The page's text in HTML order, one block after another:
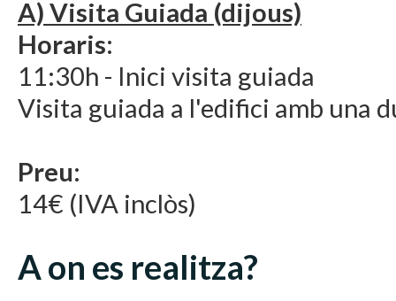
A) Visita Guiada (dijous)
Horaris:
11:30h - Inici visita guiada
Visita guiada a l'edifici amb una
Preu:
14€ (IVA inclòs)
A on es realitza?